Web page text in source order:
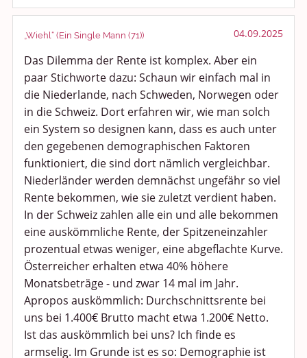
„Wiehl“ (Ein Single Mann (71)) 04.09.2025
Das Dilemma der Rente ist komplex. Aber ein
paar Stichworte dazu: Schaun wir einfach mal in
die Niederlande, nach Schweden, Norwegen oder
in die Schweiz. Dort erfahren wir, wie man solch
ein System so designen kann, dass es auch unter
den gegebenen demographischen Faktoren
funktioniert, die sind dort nämlich vergleichbar.
Niederländer werden demnächst ungefähr so viel
Rente bekommen, wie sie zuletzt verdient haben.
In der Schweiz zahlen alle ein und alle bekommen
eine auskömmliche Rente, der Spitzeneinzahler
prozentual etwas weniger, eine abgeflachte Kurve.
Österreicher erhalten etwa 40% höhere
Monatsbeträge - und zwar 14 mal im Jahr.
Apropos auskömmlich: Durchschnittsrente bei
uns bei 1.400€ Brutto macht etwa 1.200€ Netto.
Ist das auskömmlich bei uns? Ich finde es
armselig. Im Grunde ist es so: Demographie ist